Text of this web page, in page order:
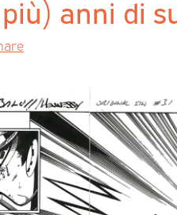
più) anni di